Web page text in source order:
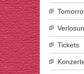
Tickets